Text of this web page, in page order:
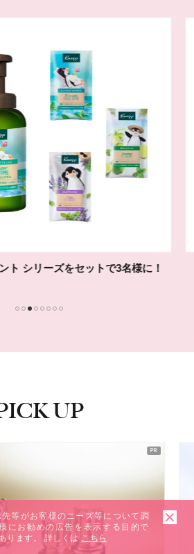
シリーズをセットで3名様に！
UP
等がお客様のニーズ等について調
にお勧めの広告を表示する目的で
ります。 詳しくは こちら